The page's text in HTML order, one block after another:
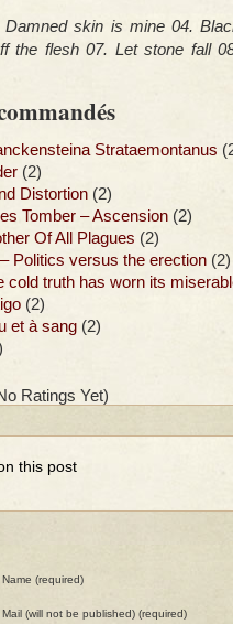
skin is mine 04.
the flesh 07. Let stone fall
Strataemontanus
(2)
Distortion (2)
Tomber – Ascension (2)
Of All Plagues (2)
Politics versus the erection (2)
cold truth has worn its
(2)
et à sang (2)
Ratings Yet)
this post
Name (required)
Mail (will not be published) (required)